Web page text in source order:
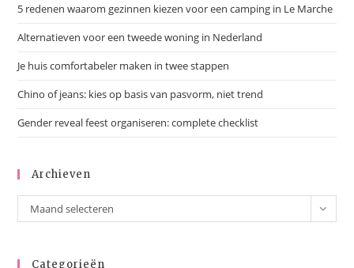
5 redenen waarom gezinnen kiezen voor een camping in Le Marche
Alternatieven voor een tweede woning in Nederland
Je huis comfortabeler maken in twee stappen
Chino of jeans: kies op basis van pasvorm, niet trend
Gender reveal feest organiseren: complete checklist
Archieven
Archieven
Maand selecteren
Categorieën